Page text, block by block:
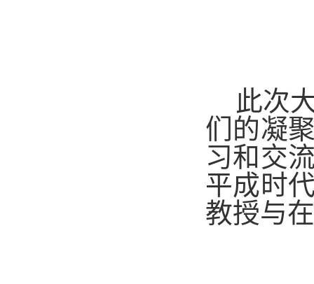
此次
们的凝
习和交
平成时
教授与